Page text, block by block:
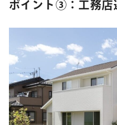
ポイント③：工務店